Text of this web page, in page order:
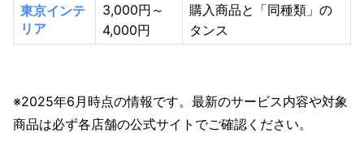
東京インテ
リア
3,000円～
4,000円
購入商品と「同種類」の
タンス
※2025年6月時点の情報です。最新のサービス内容や対象
商品は必ず各店舗の公式サイトでご確認ください。